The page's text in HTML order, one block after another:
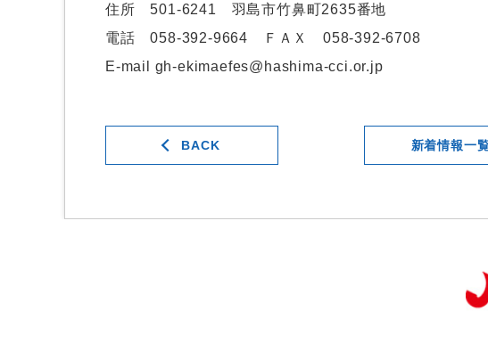
住所 501-6241 羽島市竹鼻町2635番地
電話 058-392-9664 ＦＡＸ 058-392-6708
E-mail gh-ekimaefes@hashima-cci.or.jp
BACK 新着情報一